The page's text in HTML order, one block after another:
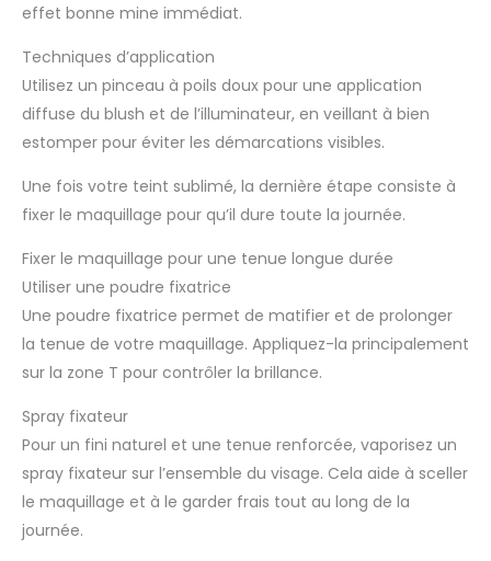
effet bonne mine immédiat.
Techniques d’application
Utilisez un pinceau à poils doux pour une application
diffuse du blush et de l’illuminateur, en veillant à bien
estomper pour éviter les démarcations visibles.
Une fois votre teint sublimé, la dernière étape consiste à
fixer le maquillage pour qu’il dure toute la journée.
Fixer le maquillage pour une tenue longue durée
Utiliser une poudre fixatrice
Une poudre fixatrice permet de matifier et de prolonger
la tenue de votre maquillage. Appliquez-la principalement
sur la zone T pour contrôler la brillance.
Spray fixateur
Pour un fini naturel et une tenue renforcée, vaporisez un
spray fixateur sur l’ensemble du visage. Cela aide à sceller
le maquillage et à le garder frais tout au long de la
journée.